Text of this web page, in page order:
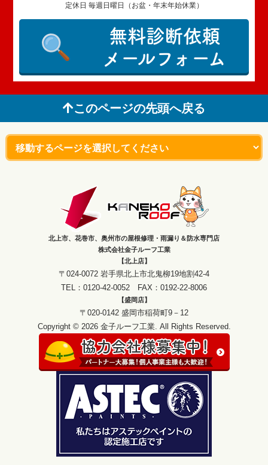
定休日 毎週日曜日（お盆・年末年始休業）
無料診断依頼
メールフォーム
このページの先頭へ戻る
北上市、花巻市、奥州市の屋根修理・雨漏り＆防水専門店
株式会社金子ルーフ工業
【北上店】
〒024-0072 岩手県北上市北鬼柳19地割42-4
TEL：0120-42-0052 FAX：0192-22-8006
【盛岡店】
〒020-0142 盛岡市稲荷町9－12
Copyright © 2026 金子ルーフ工業. All Rights Reserved.